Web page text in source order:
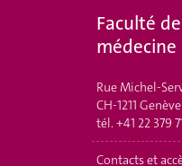
Faculté de
médecine
Rue Michel-
CH-1211
tél. +41 22 379
Contacts et